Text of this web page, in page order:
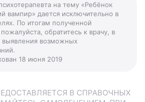
на тему «Ребёнок
вампир» дается исключительно в
По итогам полученной
обратитесь к врачу, в
выявления возможных
18 июня 2019
В СПРАВОЧНЫХ